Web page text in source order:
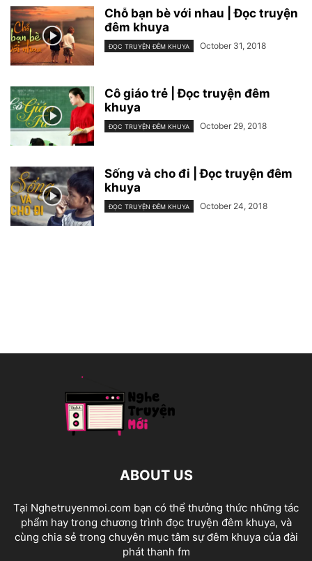
Chỗ bạn bè với nhau | Đọc truyện
đêm khuya
ĐỌC TRUYỆN ĐÊM KHUYA October 31, 2018
Cô giáo trẻ | Đọc truyện đêm
khuya
ĐỌC TRUYỆN ĐÊM KHUYA October 29, 2018
Sống và cho đi | Đọc truyện đêm
khuya
ĐỌC TRUYỆN ĐÊM KHUYA October 24, 2018
ABOUT US
Tại Nghetruyenmoi.com bạn có thể thưởng thức những tác
phẩm hay trong chương trình đọc truyện đêm khuya, và
cùng chia sẻ trong chuyên mục tâm sự đêm khuya của đài
phát thanh fm